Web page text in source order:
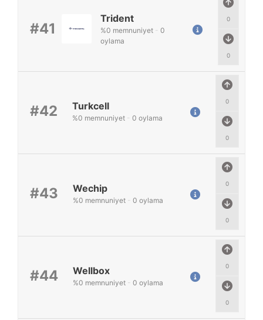
#41
0
0
Trident
%0 memnuniyet - 0
oylama
#42
0
0
Turkcell
%0 memnuniyet - 0 oylama
#43
0
0
Wechip
%0 memnuniyet - 0 oylama
#44
0
0
Wellbox
%0 memnuniyet - 0 oylama